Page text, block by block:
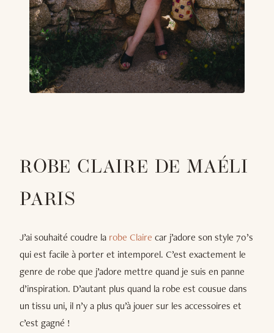
ROBE CLAIRE DE MAÉLI
PARIS
J’ai souhaité coudre la robe Claire car j’adore son style 70’s
qui est facile à porter et intemporel. C’est exactement le
genre de robe que j’adore mettre quand je suis en panne
d’inspiration. D’autant plus quand la robe est cousue dans
un tissu uni, il n’y a plus qu’à jouer sur les accessoires et
c’est gagné !